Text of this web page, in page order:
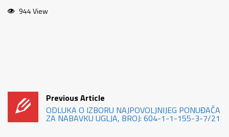
944 View
Previous Article
ODLUKA O IZBORU NAJPOVOLJNIJEG PONUĐAČA
ZA NABAVKU UGLJA, BROJ: 604-1-1-155-3-7/21